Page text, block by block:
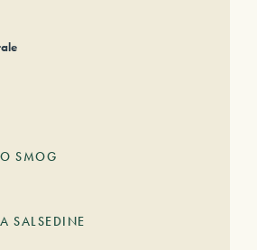
SMOG
SALSEDINE